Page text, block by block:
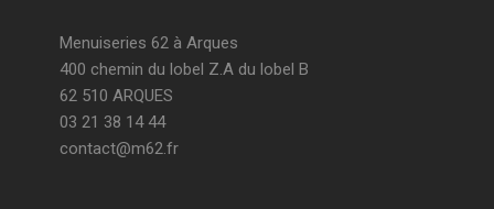
Menuiseries 62 à Arques
400 chemin du lobel Z.A du lobel B
62 510 ARQUES
03 21 38 14 44
contact@m62.fr